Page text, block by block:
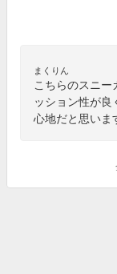
まくりん
こちらのスニー
ッション性が良
心地だと思いま